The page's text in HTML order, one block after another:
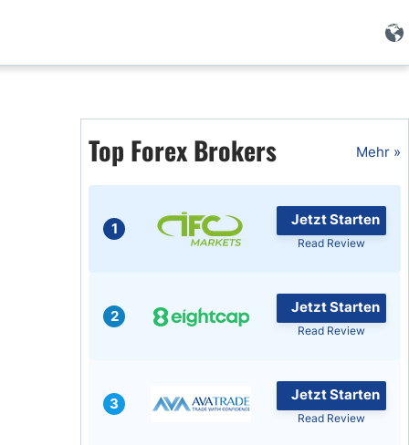
Islamischer Forex
Top Forex Brokers Mehr »
1
Jetzt Starten
Read Review
2
Jetzt Starten
Read Review
3
Jetzt Starten
Read Review